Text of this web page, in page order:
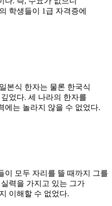
학생들이 1 급 자격증에
본식 한자는 물론 한국식
었다. 세 나라의 한자를
에는 놀라지 않을 수 없었다.
이 모두 자리를 뜰 때까지 그를
력을 가지고 있는 그가
이해할 수 없었다.